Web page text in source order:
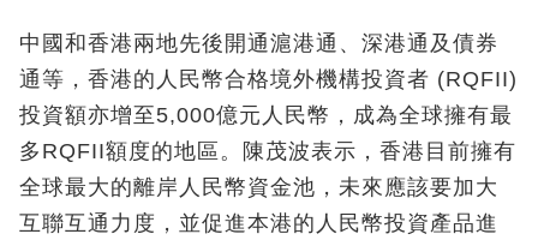
中國和香港兩地先後開通滬港通、深港通及債券
通等，香港的人民幣合格境外機構投資者 (RQFII)
投資額亦增至5,000億元人民幣，成為全球擁有最
多RQFII額度的地區。陳茂波表示，香港目前擁有
全球最大的離岸人民幣資金池，未來應該要加大
互聯互通力度，並促進本港的人民幣投資產品進